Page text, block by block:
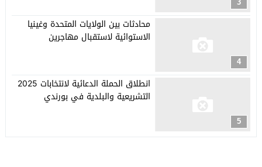
3
4
محادثات بين الولايات المتحدة وغينيا
الاستوائية لاستقبال مهاجرين
5
انطلاق الحملة الدعائية لانتخابات 2025
التشريعية والبلدية في بورندي